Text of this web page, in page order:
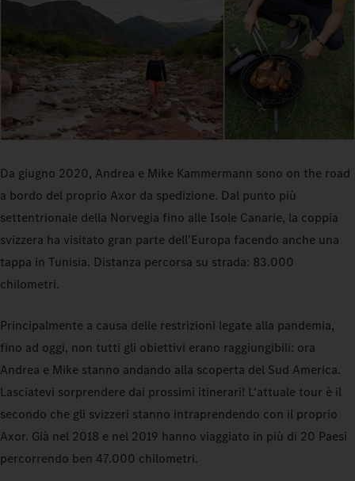
Da giugno 2020, Andrea e Mike Kammermann sono on the road
a bordo del proprio Axor da spedizione. Dal punto più
settentrionale della Norvegia fino alle Isole Canarie, la coppia
svizzera ha visitato gran parte dell'Europa facendo anche una
tappa in Tunisia. Distanza percorsa su strada: 83.000
chilometri.
Principalmente a causa delle restrizioni legate alla pandemia,
fino ad oggi, non tutti gli obiettivi erano raggiungibili: ora
Andrea e Mike stanno andando alla scoperta del Sud America.
Lasciatevi sorprendere dai prossimi itinerari! L'attuale tour è il
secondo che gli svizzeri stanno intraprendendo con il proprio
Axor. Già nel 2018 e nel 2019 hanno viaggiato in più di 20 Paesi
percorrendo ben 47.000 chilometri.